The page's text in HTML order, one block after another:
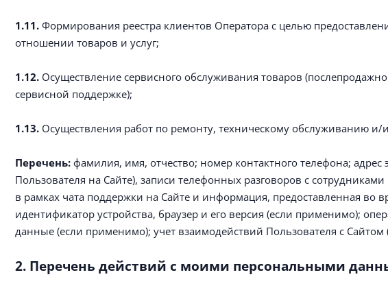
1.11. Формирования реестра клиентов Оператора с целью
отношении товаров и услуг;
1.12. Осуществление сервисного обслуживания товаров
сервисной поддержке);
1.13. Осуществления работ по ремонту, техническому обслуживанию и/
Перечень: фамилия, имя, отчество; номер контактного телефона;
Пользователя на Сайте), записи телефонных разговоров с
в рамках чата поддержки на Сайте и информация, предоставленная во
идентификатор устройства, браузер и его версия (если применимо);
данные (если применимо); учет взаимодействий Пользователя с
2. Перечень действий с моими персональными